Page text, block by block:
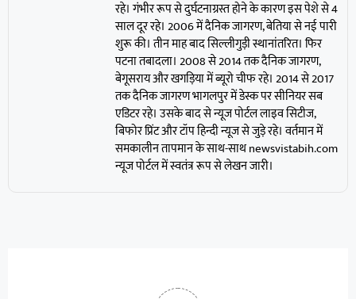
रहे। गंभीर रूप से दुर्घटनाग्रस्त होने के कारण इस पेशे से 4
साल दूर रहे। 2006 में दैनिक जागरण, बेतिया से नई पारी
शुरू की। तीन माह बाद सिल्लीगुड़ी स्थानांतरित। फिर
पटना तबादला। 2008 से 2014 तक दैनिक जागरण,
बेगूसराय और खगड़िया में ब्यूरो चीफ रहे। 2014 से 2017
तक दैनिक जागरण भागलपुर में डेस्क पर सीनियर सब
एडिटर रहे। उसके बाद से न्यूज पोर्टल लाइव सिटीज,
बिफोर प्रिंट और टॉप हिन्दी न्यूज से जुड़े रहे। वर्तमान में
समकालीन तापमान के साथ-साथ newsvistabih.com
न्यूज पोर्टल में स्वतंत्र रूप से लेखन जारी।